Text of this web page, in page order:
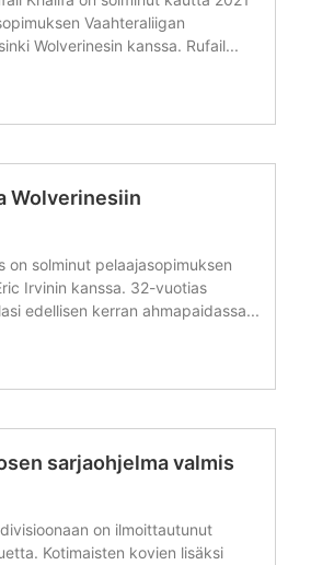
Vaahteraliigan
Wolverinesin kanssa. Rufail...
Wolverinesiin
on solminut pelaajasopimuksen
Irvinin kanssa. 32-vuotias
edellisen kerran ahmapaidassa...
sarjaohjelma valmis
on ilmoittautunut
Kotimaisten kovien lisäksi